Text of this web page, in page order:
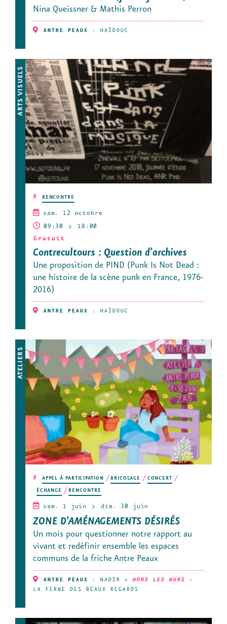
Nina Queissner & Mathis Perron
ANTRE PEAUX : HAÏDOUC
ARTS VISUELS
# RENCONTRE
sam. 12 octobre
09:30 18:00
Gratuit
Contrecultours : Question d’archives
Une proposition de PIND (Punk Is Not Dead :
une histoire de la scène punk en France, 1976-
2016)
ANTRE PEAUX : HAÏDOUC
ATELIERS
# APPEL À PARTICIPATION BRICOLAGE CONCERT
ÉCHANGE RENCONTRE
sam. 1 juin dim. 30 juin
ZONE D’AMÉNAGEMENTS DÉSIRÉS
Un mois pour questionner notre rapport au
vivant et redéfinir ensemble les espaces
communs de la friche Antre Peaux
ANTRE PEAUX : NADIR + HORS LES MURS
:
LA FERME DES BEAUX REGARDS